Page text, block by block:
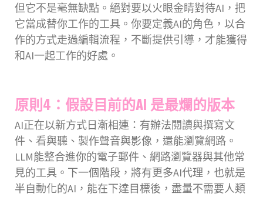
但它不是毫無缺點。絕對要以火眼金睛對待AI，把
它當成替你工作的工具。你要定義AI的角色，以合
作的方式走過編輯流程，不斷提供引導，才能獲得
和AI一起工作的好處。
原則4：假設目前的AI 是最爛的版本
AI正在以新方式日漸相連：有辦法閱讀與撰寫文
件、看與聽、製作聲音與影像，還能瀏覽網路。
LLM能整合進你的電子郵件、網路瀏覽器與其他常
見的工具。下一個階段，將有更多AI代理，也就是
半自動化的AI，能在下達目標後，盡量不需要人類